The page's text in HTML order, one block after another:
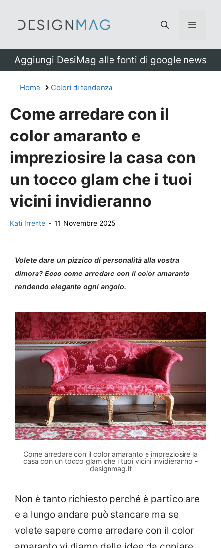
Menu
Aggiungi DesiMag alle fonti di google news
Home Colori di tendenza
Come arredare con il
color amaranto e
impreziosire la casa con
un tocco glam che i tuoi
vicini invidieranno
Kati Irrente - 11 Novembre 2025
Volete dare un pizzico di personalità alla vostra
dimora? Ecco come arredare con il color amaranto
rendendo elegante ogni angolo.
Come arredare con il color amaranto e impreziosire la
casa con un tocco glam che i tuoi vicini invidieranno -
designmag.it
Non è tanto richiesto perché è particolare
e a lungo andare può stancare ma se
volete sapere come arredare con il color